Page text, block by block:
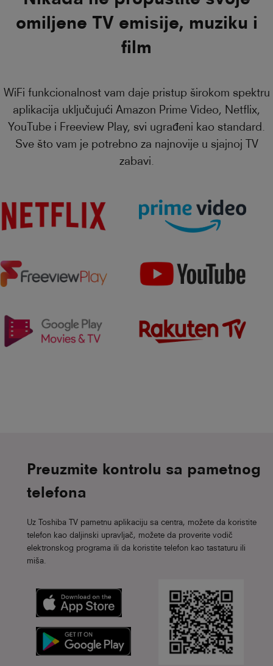
omiljene TV emisije, muziku i
film
WiFi funkcionalnost vam daje pristup širokom spektru
aplikacija uključujući Amazon Prime Video, Netflix,
YouTube i Freeview Play, svi ugrađeni kao standard.
Sve što vam je potrebno za najnovije u sjajnoj TV
zabavi.
Preuzmite kontrolu sa pametnog
telefona
Uz Toshiba TV pametnu aplikaciju sa centra, možete da koristite
telefon kao daljinski upravljač, možete da proverite vodič
elektronskog programa ili da koristite telefon kao tastaturu ili
miša.